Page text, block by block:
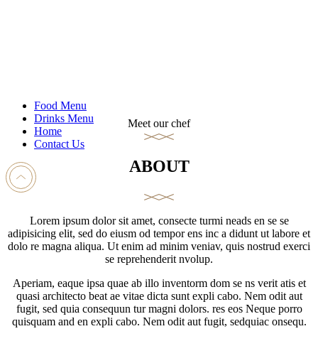
Food Menu
Drinks Menu
Home
Contact Us
Meet our chef
ABOUT
Lorem ipsum dolor sit amet, consecte turmi neads en se se
adipisicing elit, sed do eiusm od tempor ens inc a didunt ut labore et
dolo re magna aliqua. Ut enim ad minim veniav, quis nostrud exerci
se reprehenderit nvolup.
Aperiam, eaque ipsa quae ab illo inventorm dom se ns verit atis et
quasi architecto beat ae vitae dicta sunt expli cabo. Nem odit aut
fugit, sed quia consequun tur magni dolors. res eos Neque porro
quisquam and en expli cabo. Nem odit aut fugit, sedquiac onsequ.